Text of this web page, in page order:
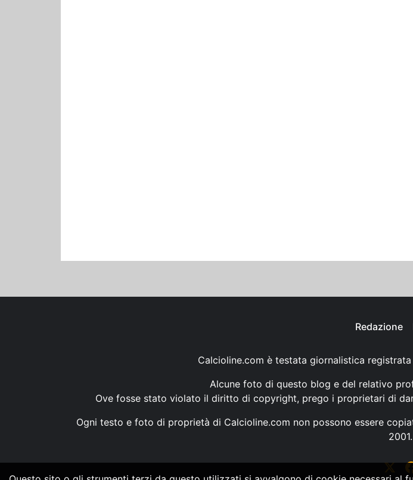
Redazione
Calcioline.com è testata giornalistica
Alcune foto di questo blog e del relativo
Ove fosse stato violato il diritto di copyright, prego i proprietari di
Ogni testo e foto di proprietà di Calcioline.com non possono essere
2001.